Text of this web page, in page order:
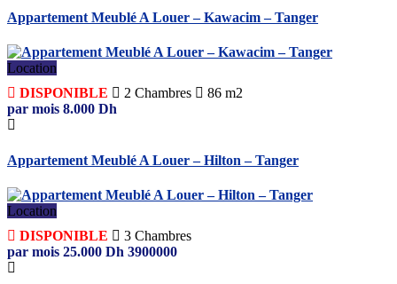
Appartement Meublé A Louer – Kawacim – Tanger
Location
DISPONIBLE
2 Chambres
86 m2
par mois 8.000 Dh
Appartement Meublé A Louer – Hilton – Tanger
Location
DISPONIBLE
3 Chambres
par mois 25.000 Dh 3900000